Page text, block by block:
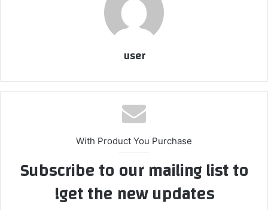
user
With Product You Purchase
Subscribe to our mailing list to
get the new updates!